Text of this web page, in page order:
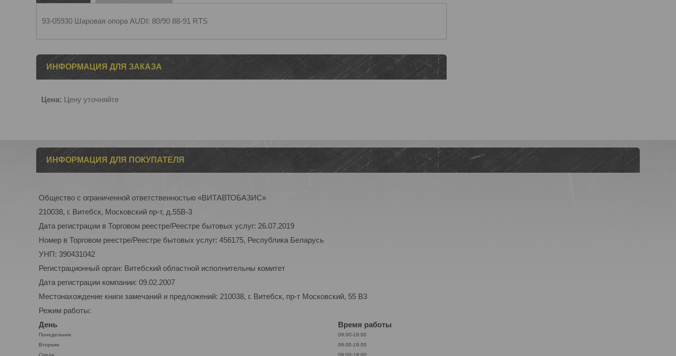
93-05930 Шаровая опора AUDI: 80/90 88-91 RTS
ИНФОРМАЦИЯ ДЛЯ ЗАКАЗА
Цена: Цену уточняйте
ИНФОРМАЦИЯ ДЛЯ ПОКУПАТЕЛЯ
Общество с ограниченной ответственностью «ВИТАВТОБАЗИС»
210038, г. Витебск, Московский пр-т, д.55В-3
Дата регистрации в Торговом реестре/Реестре бытовых услуг: 26.07.2019
Номер в Торговом реестре/Реестре бытовых услуг: 456175, Республика Беларусь
УНП: 390431042
Регистрационный орган: Витебский областной исполнительны комитет
Дата регистрации компании: 09.02.2007
Местонахождение книги замечаний и предложений: 210038, г. Витебск, пр-т Московский, 55 B3
Режим работы:
День
Время работы
Понедельник
09:00-19:00
Вторник
09:00-19:00
Среда
09:00-19:00